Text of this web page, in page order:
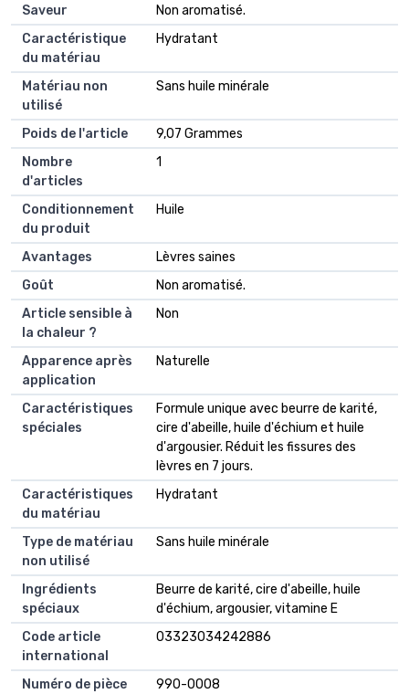
Saveur
Non aromatisé.
Caractéristique
du matériau
Hydratant
Matériau non
utilisé
Sans huile minérale
Poids de l'article
9,07 Grammes
Nombre
d'articles
1
Conditionnement
du produit
Huile
Avantages
Lèvres saines
Goût
Non aromatisé.
Article sensible à
la chaleur ?
Non
Apparence après
application
Naturelle
Caractéristiques
spéciales
Formule unique avec beurre de karité,
cire d'abeille, huile d'échium et huile
d'argousier. Réduit les fissures des
lèvres en 7 jours.
Caractéristiques
du matériau
Hydratant
Type de matériau
non utilisé
Sans huile minérale
Ingrédients
spéciaux
Beurre de karité, cire d'abeille, huile
d'échium, argousier, vitamine E
Code article
international
03323034242886
Numéro de pièce
990-0008